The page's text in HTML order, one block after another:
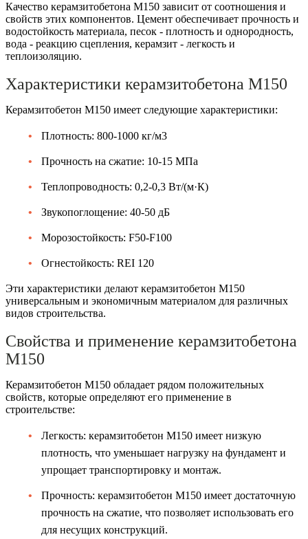
Качество керамзитобетона М150 зависит от соотношения и
свойств этих компонентов. Цемент обеспечивает прочность и
водостойкость материала, песок - плотность и однородность,
вода - реакцию сцепления, керамзит - легкость и
теплоизоляцию.
Характеристики керамзитобетона М150
Керамзитобетон М150 имеет следующие характеристики:
Плотность: 800-1000 кг/м3
Прочность на сжатие: 10-15 МПа
Теплопроводность: 0,2-0,3 Вт/(м·К)
Звукопоглощение: 40-50 дБ
Морозостойкость: F50-F100
Огнестойкость: REI 120
Эти характеристики делают керамзитобетон М150
универсальным и экономичным материалом для различных
видов строительства.
Свойства и применение керамзитобетона
М150
Керамзитобетон М150 обладает рядом положительных
свойств, которые определяют его применение в
строительстве:
Легкость: керамзитобетон М150 имеет низкую
плотность, что уменьшает нагрузку на фундамент и
упрощает транспортировку и монтаж.
Прочность: керамзитобетон М150 имеет достаточную
прочность на сжатие, что позволяет использовать его
для несущих конструкций.